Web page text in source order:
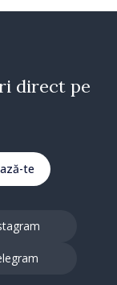
direct pe
te